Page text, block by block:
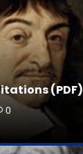
(PDF)
0